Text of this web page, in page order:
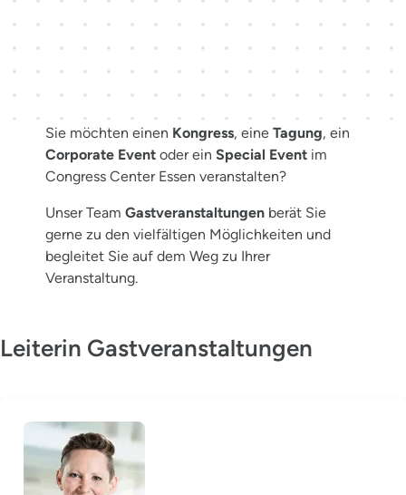
Der richtige Ansprechpartner
für Ihr Event
Sie möchten einen Kongress, eine Tagung, ein
Corporate Event oder ein Special Event im
Congress Center Essen veranstalten?
Unser Team Gastveranstaltungen berät Sie
gerne zu den vielfältigen Möglichkeiten und
begleitet Sie auf dem Weg zu Ihrer
Veranstaltung.
Leiterin Gastveranstaltungen